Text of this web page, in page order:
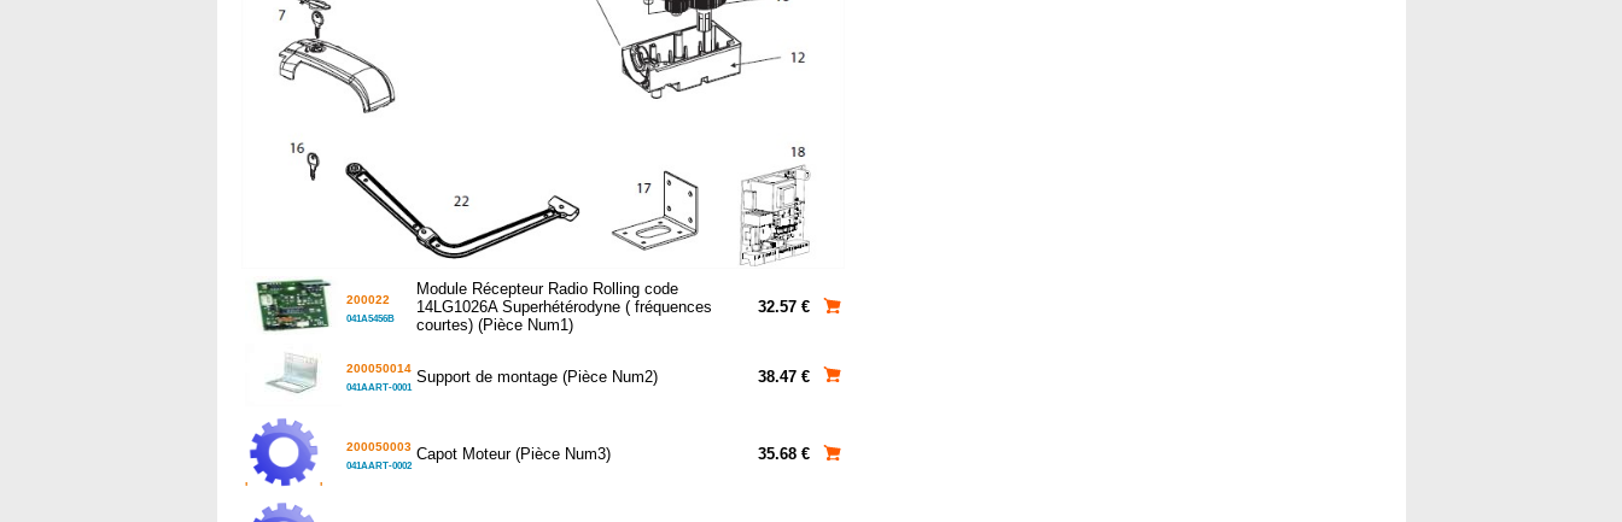
200022
041A5456B
Module Récepteur Radio Rolling code
14LG1026A Superhétérodyne ( fréquences
courtes) (Pièce Num1)
32.57 €
200050014
041AART-0001
Support de montage (Pièce Num2) 38.47 €
' '
200050003
041AART-0002
Capot Moteur (Pièce Num3) 35.68 €